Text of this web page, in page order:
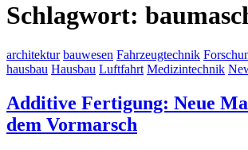
Schlagwort:
architektur bauwesen Fahrzeugtechnik
hausbau Hausbau Luftfahrt Medizintechnik
Additive Fertigung: Neue
dem Vormarsch